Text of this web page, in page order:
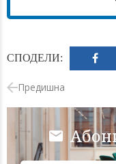
СПОДЕЛИ:
Предишна